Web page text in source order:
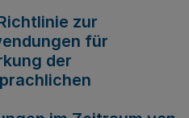
zur
für
der